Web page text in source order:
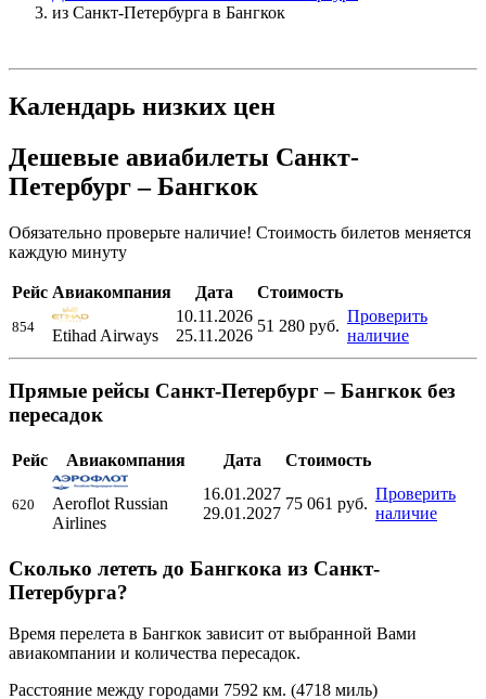
из Санкт-Петербурга в Бангкок
Календарь низких цен
Дешевые авиабилеты Санкт-
Петербург – Бангкок
Обязательно проверьте наличие! Стоимость билетов меняется
каждую минуту
Рейс Авиакомпания Дата Стоимость
854 Etihad Airways
10.11.2026
25.11.2026
51 280 руб.
Проверить
наличие
Прямые рейсы Санкт-Петербург – Бангкок без
пересадок
Рейс Авиакомпания Дата Стоимость
620
Aeroflot Russian
Airlines
16.01.2027
29.01.2027
75 061 руб.
Проверить
наличие
Сколько лететь до Бангкока из Санкт-
Петербурга?
Время перелета в Бангкок зависит от выбранной Вами
авиакомпании и количества пересадок.
Расстояние между городами 7592 км. (4718 миль)